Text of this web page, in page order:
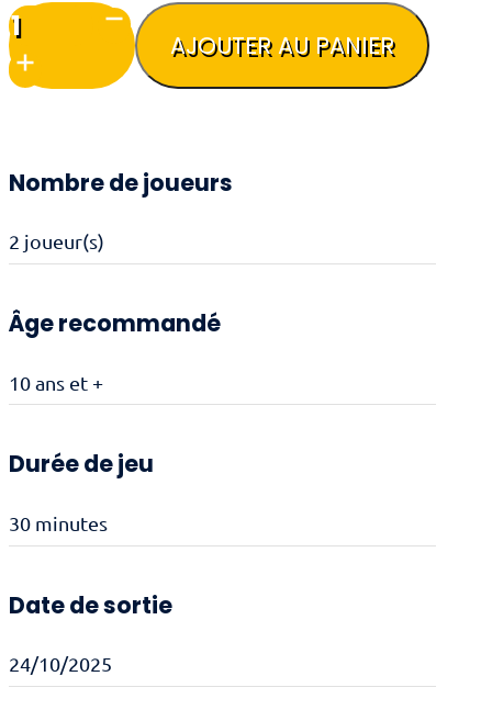
quantité
de
Le
Château
AJOUTER AU PANIER
Nombre de joueurs
2 joueur(s)
Âge recommandé
10 ans et +
Durée de jeu
30 minutes
Date de sortie
24/10/2025